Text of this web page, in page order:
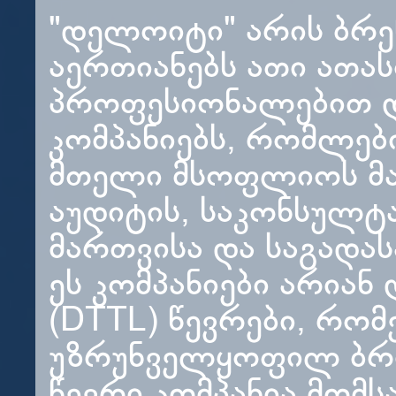
"დელოიტი" არის
აერთიანებს ათი
პროფესიონალებით
კომპანიებს,
მთელი მსოფლიოს
აუდიტის,
მართვისა და
ეს კომპანიები
(DTTL) წევრები,
უზრუნველყოფილ